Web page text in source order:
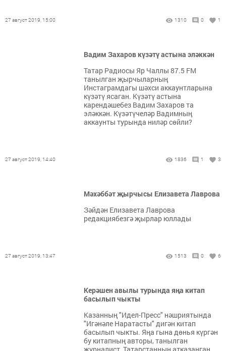
27 август 2019, 15:00 1310 0 1
Вадим Захаров күзәтү астына эләккән
Татар Радиосы Яр Чаллы 87.5 FM
танылган җырчыларның
Инстаграмдагы шәхси аккаунтларына
күзәтү ясаган. Күзәтү астына
карендәшебез Вадим Захаров та
эләккән. Күзәтүчеләр Вадимның
аккаунты турында ниләр сөйли?
27 август 2019, 14:40 1836 1 3
Мәхәббәт җырчысы Елизавета Лаврова
Зәйдән Елизавета Лаврова
редакциябезгә җырлар юллады
27 август 2019, 13:47 1513 0 6
Керәшен авылы турында яңа китап
басылып чыкты
Казанның "Идел-Пресс" нәшриятында
"Игәнәле Наратасты" дигән китап
басылып чыкты. Яңа гына дөнья күргән
бу китапның авторы, танылган